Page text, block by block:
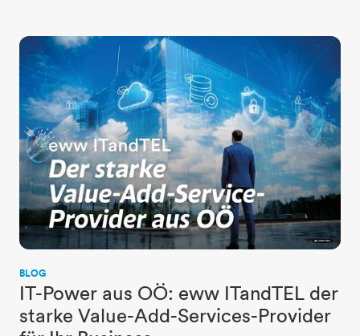
BLOG
IT-Power aus OÖ: eww ITandTEL der
starke Value-Add-Services-Provider